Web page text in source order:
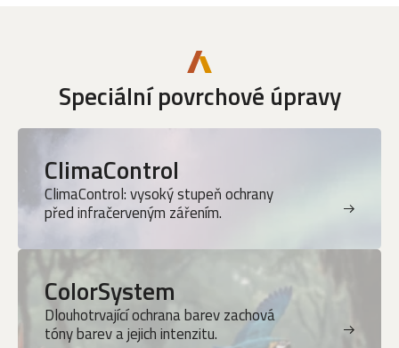
Speciální povrchové úpravy
ClimaControl
ClimaControl: vysoký stupeň ochrany
před infračerveným zářením.
ColorSystem
Dlouhotrvající ochrana barev zachová
tóny barev a jejich intenzitu.